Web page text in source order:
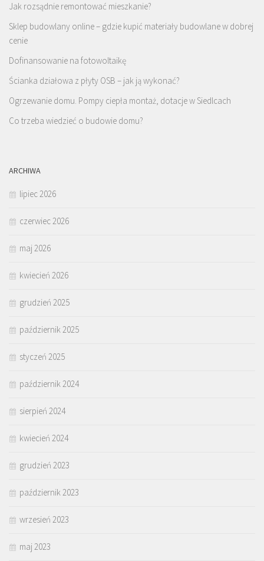
Jak rozsądnie remontować mieszkanie?
Sklep budowlany online – gdzie kupić materiały budowlane w dobrej
cenie
Dofinansowanie na fotowoltaikę
Ścianka działowa z płyty OSB – jak ją wykonać?
Ogrzewanie domu. Pompy ciepła montaż, dotacje w Siedlcach
Co trzeba wiedzieć o budowie domu?
ARCHIWA
lipiec 2026
czerwiec 2026
maj 2026
kwiecień 2026
grudzień 2025
październik 2025
styczeń 2025
październik 2024
sierpień 2024
kwiecień 2024
grudzień 2023
październik 2023
wrzesień 2023
maj 2023